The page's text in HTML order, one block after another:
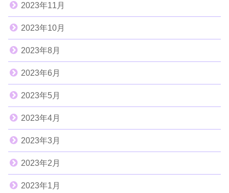
2023年11月
2023年10月
2023年8月
2023年6月
2023年5月
2023年4月
2023年3月
2023年2月
2023年1月